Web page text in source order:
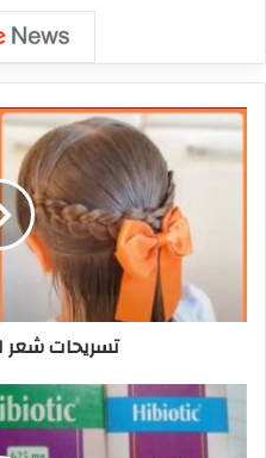
تسريحات شعر